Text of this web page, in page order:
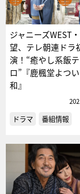
ジャニーズWEST
望、テレ朝連ドラ
演！“癒やし系飯テ
ロ”『鹿楓堂よつ
和』
ドラマ 番組情報